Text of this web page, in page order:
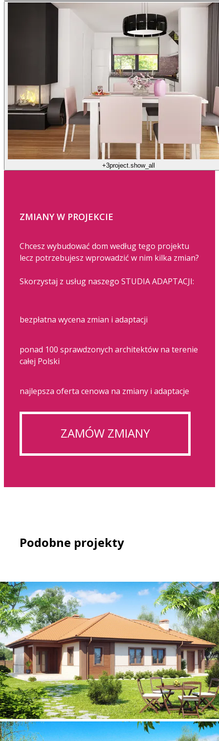
+3project.show_all
ZMIANY W PROJEKCIE
Chcesz wybudować dom według tego projektu
lecz potrzebujesz wprowadzić w nim kilka zmian?
Skorzystaj z usług naszego STUDIA ADAPTACJI:
bezpłatna wycena zmian i adaptacji
ponad 100 sprawdzonych architektów na terenie
całej Polski
najlepsza oferta cenowa na zmiany i adaptacje
ZAMÓW ZMIANY
Podobne projekty